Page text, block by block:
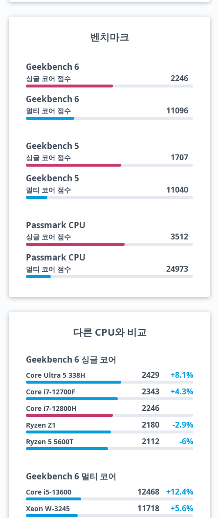
벤치마크
Geekbench 6
싱글 코어 점수 2246
Geekbench 6
멀티 코어 점수 11096
Geekbench 5
싱글 코어 점수 1707
Geekbench 5
멀티 코어 점수 11040
Passmark CPU
싱글 코어 점수 3512
Passmark CPU
멀티 코어 점수 24973
다른 CPU와 비교
Geekbench 6 싱글 코어
Core Ultra 5 338H 2429 +8.1%
Core i7-12700F 2343 +4.3%
Core i7-12800H 2246
Ryzen Z1 2180 -2.9%
Ryzen 5 5600T 2112 -6%
Geekbench 6 멀티 코어
Core i5-13600 12468 +12.4%
Xeon W-3245 11718 +5.6%